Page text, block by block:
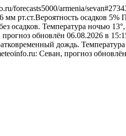
forecasts5000/armenia/
рт.ст.Вероятность осадков 5%
осадков. Температура ночью
обновлён 06.08.2026 в
дождь.
Севан, прогноз